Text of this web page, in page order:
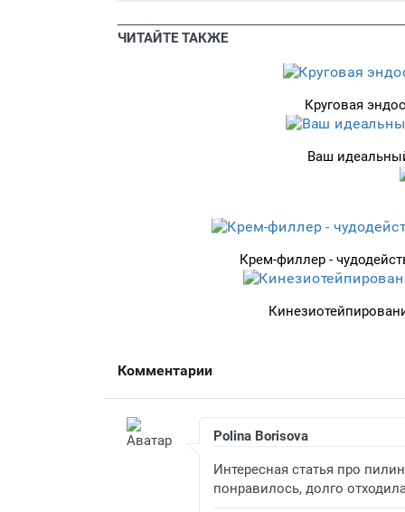
ЧИТАЙТЕ ТАКЖЕ
Круговая
Ваш
Крем-филлер -
Комментарии
Polina Borisova
Интересная статья про
понравилось, долго